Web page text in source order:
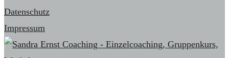
Datenschutz
Impressum